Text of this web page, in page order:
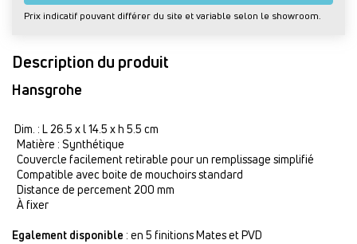
Prix indicatif pouvant différer du site et variable selon le showroom.
Description du produit
Hansgrohe
Dim. : L 26.5 x l 14.5 x h 5.5 cm
Matière : Synthétique
Couvercle facilement retirable pour un remplissage simplifié
Compatible avec boite de mouchoirs standard
Distance de percement 200 mm
À fixer
Egalement disponible : en 5 finitions Mates et PVD